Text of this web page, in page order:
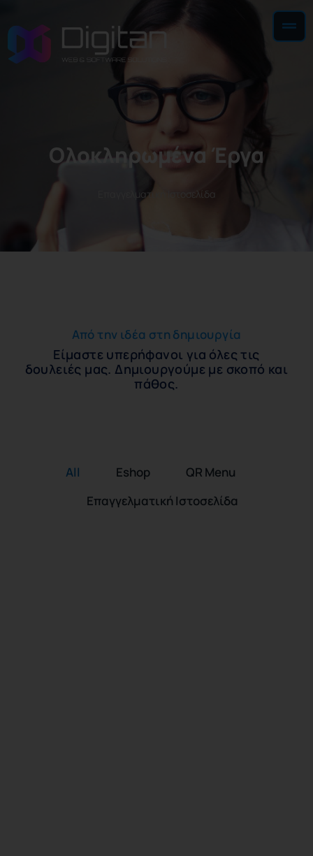
Ολοκληρωμένα Έργα
Επαγγελματική Ιστοσελίδα
Από την ιδέα στη δημιουργία
Είμαστε υπερήφανοι για όλες τις
δουλειές μας. Δημιουργούμε με σκοπό και
πάθος.
All Eshop
QR Menu
Επαγγελματική Ιστοσελίδα